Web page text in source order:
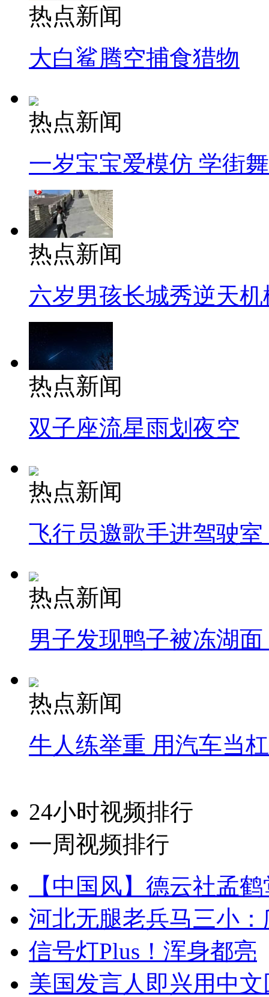
热点新闻
大白鲨腾空捕食猎物
热点新闻
一岁宝宝爱模仿 学街
热点新闻
六岁男孩长城秀逆天机
热点新闻
双子座流星雨划夜空
热点新闻
飞行员邀歌手进驾驶
热点新闻
男子发现鸭子被冻湖
热点新闻
牛人练举重 用汽车当
24小时视频排行
一周视频排行
【中国风】德云社孟
河北无腿老兵马三小
信号灯Plus！浑身都亮
美国发言人即兴用中